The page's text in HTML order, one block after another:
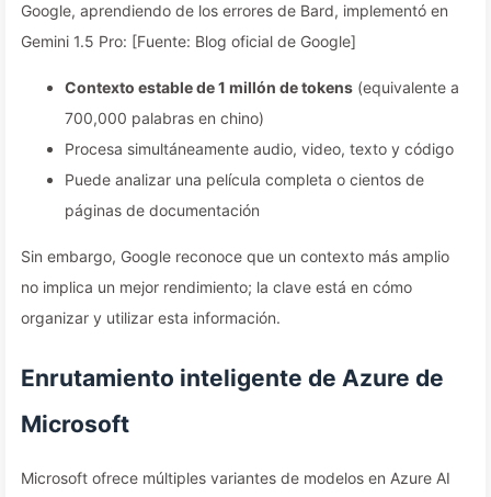
Google, aprendiendo de los errores de Bard, implementó en
Gemini 1.5 Pro: [Fuente: Blog oficial de Google]
Contexto estable de 1 millón de tokens (equivalente a
700,000 palabras en chino)
Procesa simultáneamente audio, video, texto y código
Puede analizar una película completa o cientos de
páginas de documentación
Sin embargo, Google reconoce que un contexto más amplio
no implica un mejor rendimiento; la clave está en cómo
organizar y utilizar esta información.
Enrutamiento inteligente de Azure de
Microsoft
Microsoft ofrece múltiples variantes de modelos en Azure AI